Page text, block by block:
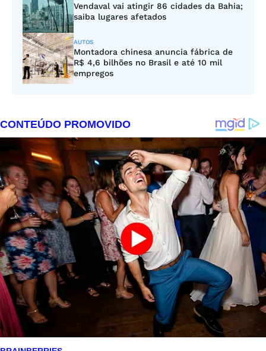
Vendaval vai atingir 86 cidades da Bahia;
saiba lugares afetados
AUTOS
Montadora chinesa anuncia fábrica de
R$ 4,6 bilhões no Brasil e até 10 mil
empregos